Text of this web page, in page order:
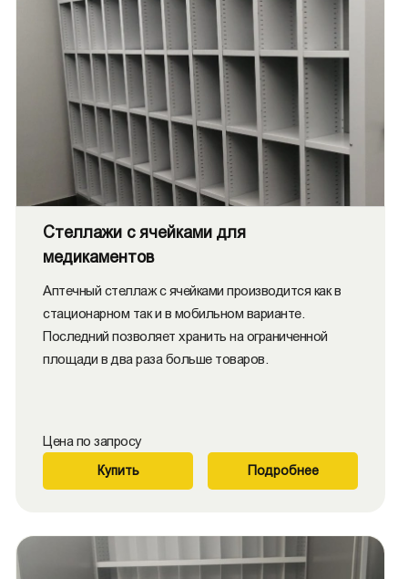
Стеллажи с ячейками для
медикаментов
Аптечный стеллаж с ячейками производится как в
стационарном так и в мобильном варианте.
Последний позволяет хранить на ограниченной
площади в два раза больше товаров.
Цена по запросу
Купить Подробнее